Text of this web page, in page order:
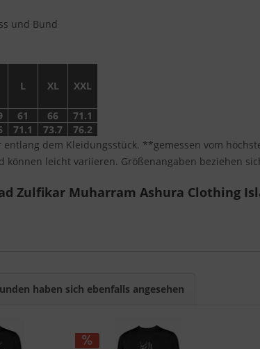
und Bund
L XL XXL
61 66
71.1
71.1 73.7
76.2
dem Kleidungsstück. **gemessen vom
leicht variieren. Größenangaben beziehen
Zulfikar Muharram Ashura Clothing
haben sich ebenfalls angesehen